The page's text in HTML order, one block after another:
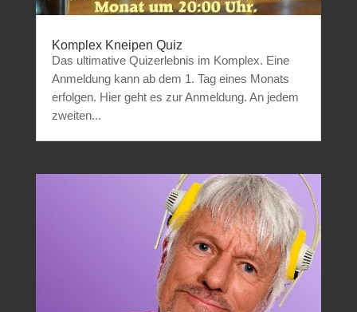
Komplex Kneipen Quiz
Das ultimative Quizerlebnis im Komplex. Eine
Anmeldung kann ab dem 1. Tag eines Monats
erfolgen. Hier geht es zur Anmeldung. An jedem
zweiten...